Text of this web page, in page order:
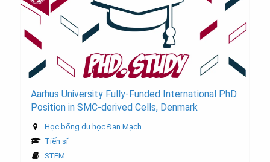
Aarhus University Fully-Funded International PhD
Position in SMC-derived Cells, Denmark
Học bổng du học Đan Mạch
Tiến sĩ
STEM